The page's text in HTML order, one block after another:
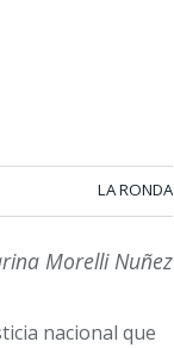
LA RONDA
Morelli Nuñez
nacional que